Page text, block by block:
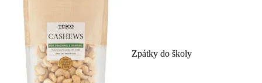
Zpátky do školy